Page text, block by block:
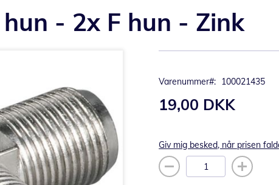
- 2x F hun - Zink
Varenummer 100021435
19,00 DKK
Giv mig besked, når prisen